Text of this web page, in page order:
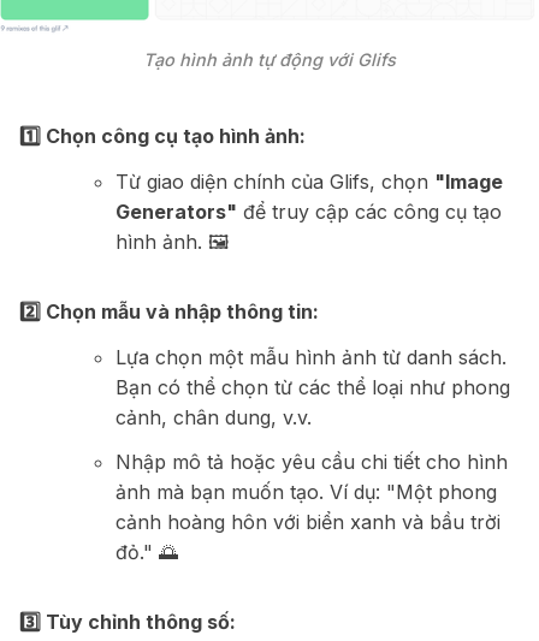
Tạo hình ảnh tự động với Glifs
1️⃣ Chọn công cụ tạo hình ảnh:
Từ giao diện chính của Glifs, chọn "Image
Generators" để truy cập các công cụ tạo
hình ảnh. 🖼️
2️⃣ Chọn mẫu và nhập thông tin:
Lựa chọn một mẫu hình ảnh từ danh sách.
Bạn có thể chọn từ các thể loại như phong
cảnh, chân dung, v.v.
Nhập mô tả hoặc yêu cầu chi tiết cho hình
ảnh mà bạn muốn tạo. Ví dụ: "Một phong
cảnh hoàng hôn với biển xanh và bầu trời
đỏ." 🌅
3️⃣ Tùy chỉnh thông số: